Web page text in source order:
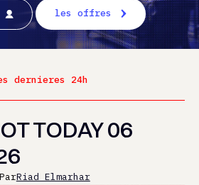
les offres
dernieres 24h
TODAY 06
ParRiad Elmarhar